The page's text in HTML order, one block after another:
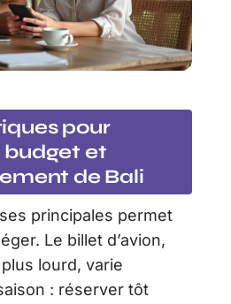
pour
budget et
de Bali
principales permet
Le billet d’avion,
lourd, varie
: réserver tôt